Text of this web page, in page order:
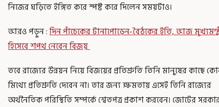
নিজের ঘড়িতে ইঙ্গিত করে স্পষ্ট করে দিলেন সময়টাও।
আরও পড়ুন :দিন পাঁচেকের টানাপোড়েন-বৈঠকের ইতি, আজ
হিসেবে শপথ নেবেন বিজয়
তবে রাজ্যের উন্নয়ন নিয়ে বিজয়ের প্রতিশ্রুতি তিনি মানুষের কাছে
মিথ্যে প্রতিশ্রুতি দেবেন না। তার জন্য ক্ষমতায় এসেই তিনি রাজ্যের
অর্থনৈতিক পরিস্থিতি সম্পর্কে শ্বেতপত্র প্রকাশ করবেন। জোটের